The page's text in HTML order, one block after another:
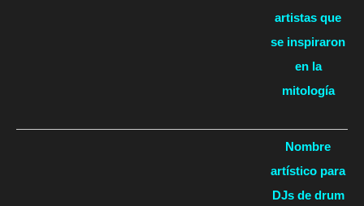
artistas que
se inspiraron
en la
mitología
Nombre
artístico para
DJs de drum